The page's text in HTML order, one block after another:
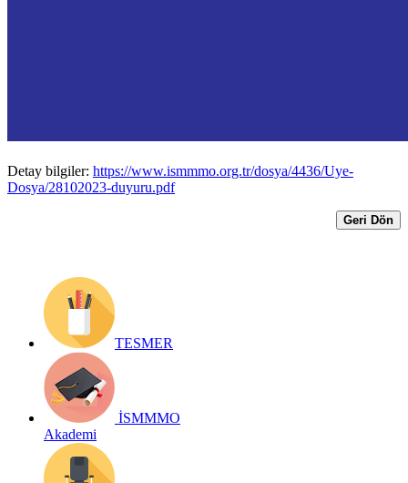
Detay bilgiler: https://www.ismmmo.org.tr/dosya/4436/Uye-
Dosya/28102023-duyuru.pdf
Geri Dön
TESMER
İSMMMO
Akademi